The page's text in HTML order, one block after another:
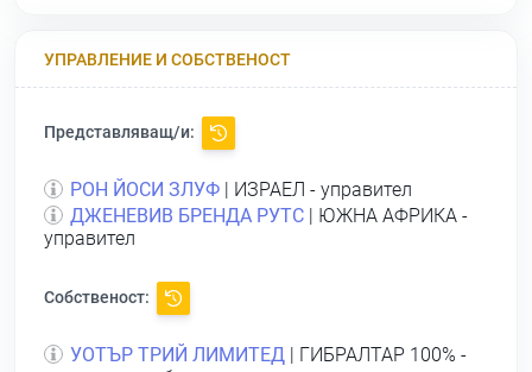
УПРАВЛЕНИЕ И СОБСТВЕНОСТ
Представляващ/и:
РОН ЙОСИ ЗЛУФ | ИЗРАЕЛ - управител
ДЖЕНЕВИВ БРЕНДА РУТС | ЮЖНА АФРИКА -
управител
Собственост:
УОТЪР ТРИЙ ЛИМИТЕД | ГИБРАЛТАР 100% -